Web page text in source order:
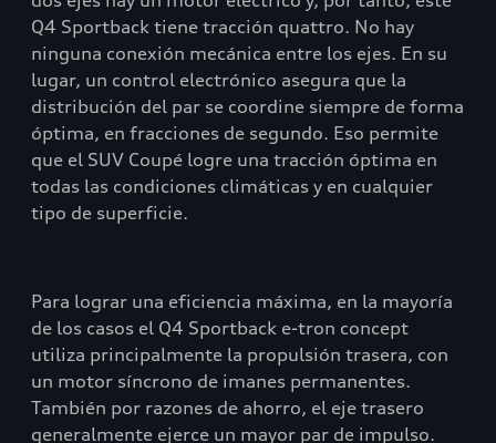
Q4 Sportback tiene tracción quattro. No hay
ninguna conexión mecánica entre los ejes. En su
lugar, un control electrónico asegura que la
distribución del par se coordine siempre de forma
óptima, en fracciones de segundo. Eso permite
que el SUV Coupé logre una tracción óptima en
todas las condiciones climáticas y en cualquier
tipo de superficie.
Para lograr una eficiencia máxima, en la mayoría
de los casos el Q4 Sportback e-tron concept
utiliza principalmente la propulsión trasera, con
un motor síncrono de imanes permanentes.
También por razones de ahorro, el eje trasero
generalmente ejerce un mayor par de impulso.